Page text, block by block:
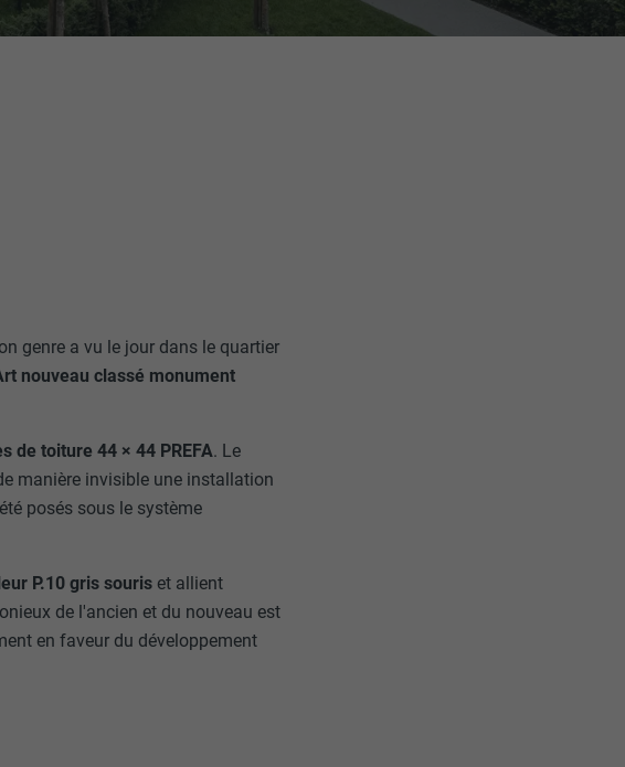
genre a vu le jour dans le quartier
nouveau classé monument
de toiture 44 × 44 PREFA. Le
manière invisible une installation
posés sous le système
P.10 gris souris et allient
de l'ancien et du nouveau est
en faveur du développement